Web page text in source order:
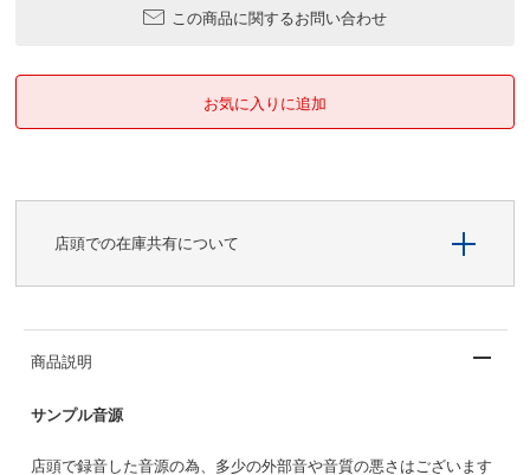
この商品に関するお問い合わせ
店頭での在庫共有について
商品説明
サンプル音源
店頭で録音した音源の為、多少の外部音や音質の悪さはございます